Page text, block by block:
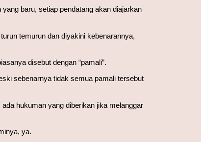
baru, setiap pendatang akan diajarkan
temurun dan diyakini kebenarannya,
disebut dengan “pamali”.
sebenarnya tidak semua pamali tersebut
hukuman yang diberikan jika melanggar
ya.